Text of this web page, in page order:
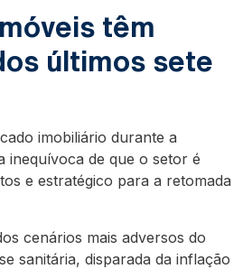
têm
últimos sete
imobiliário durante a
inequívoca de que o setor é
e estratégico para a retomada
cenários mais adversos do
sanitária, disparada da inflação